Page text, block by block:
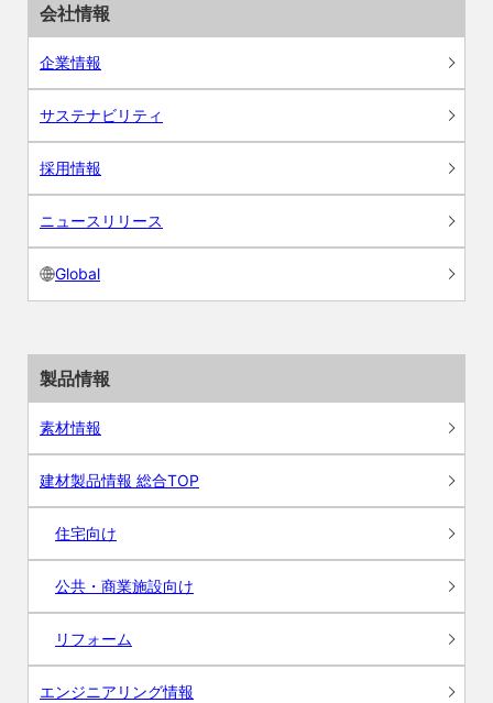
会社情報
企業情報
サステナビリティ
採用情報
ニュースリリース
Global
製品情報
素材情報
建材製品情報 総合TOP
住宅向け
公共・商業施設向け
リフォーム
エンジニアリング情報